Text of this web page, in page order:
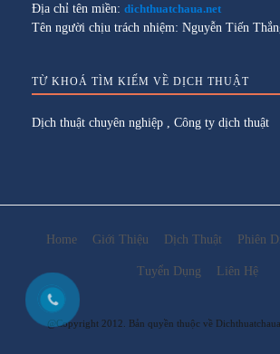
Địa chỉ tên miền: dichthuatchaua.net
Tên người chịu trách nhiệm: Nguyễn Tiến
TỪ KHOÁ TÌM KIẾM VỀ DỊCH THUẬT
Dịch thuật chuyên nghiệp Công ty dịch thuật
Home Giới Thiệu Dịch Thuật Phiên
Tuyển Dụng Liên Hệ
@Copyright 2012. Bản quyền thuộc về Dichthuatchaua